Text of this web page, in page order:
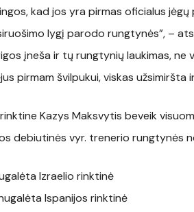
kad jos yra pirmas oficialus
lygį parodo rungtynės”, –
įneša ir tų rungtynių laukimas, ne
pirmam švilpukui, viskas užsimiršta
Kazys Maksvytis beveik
debiutinės vyr. trenerio rungtynės
Izraelio rinktinė
Ispanijos rinktinė